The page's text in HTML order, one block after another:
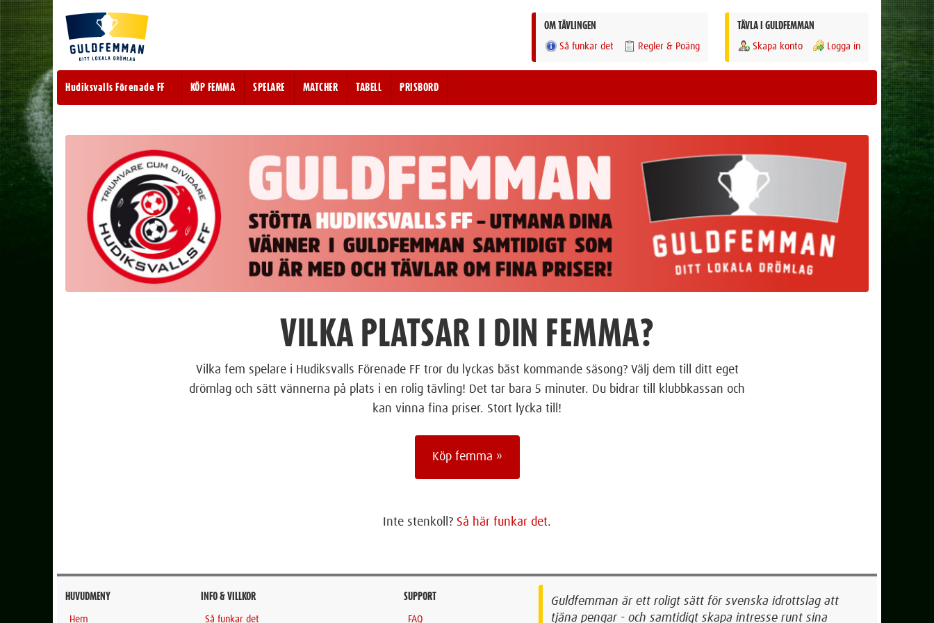
TÄVLA I GULDFEMMAN
Skapa konto Logga in
OM TÄVLINGEN
Så funkar det Regler & Poäng
Hudiksvalls Förenade FF KÖP FEMMA SPELARE MATCHER TABELL PRISBORD
VILKA PLATSAR I DIN FEMMA?
Vilka fem spelare i Hudiksvalls Förenade FF tror du lyckas bäst kommande säsong? Välj dem till ditt eget
drömlag och sätt vännerna på plats i en rolig tävling! Det tar bara 5 minuter. Du bidrar till klubbkassan och
kan vinna fina priser. Stort lycka till!
Köp femma »
Inte stenkoll? Så här funkar det.
HUVUDMENY
Hem
INFO & VILLKOR
Så funkar det
SUPPORT
FAQ
Guldfemman är ett roligt sätt för svenska idrottslag att
tjäna pengar - och samtidigt skapa intresse runt sina